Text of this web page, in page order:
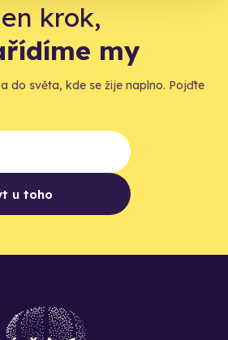
krok,
my
do světa, kde se žije naplno. Pojďte
u toho